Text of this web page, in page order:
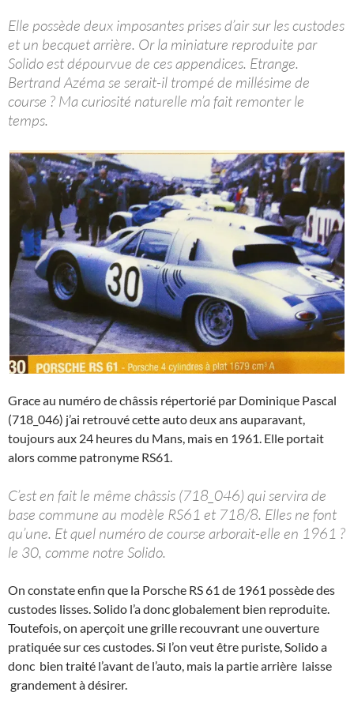
Elle possède deux imposantes prises d’air sur les custodes
et un becquet arrière. Or la miniature reproduite par
Solido est dépourvue de ces appendices. Etrange.
Bertrand Azéma se serait-il trompé de millésime de
course ? Ma curiosité naturelle m’a fait remonter le
temps.
Grace au numéro de châssis répertorié par Dominique Pascal
(718_046) j’ai retrouvé cette auto deux ans auparavant,
toujours aux 24 heures du Mans, mais en 1961. Elle portait
alors comme patronyme RS61.
C’est en fait le même châssis (718_046) qui servira de
base commune au modèle RS61 et 718/8. Elles ne font
qu’une. Et quel numéro de course arborait-elle en 1961 ?
le 30, comme notre Solido.
On constate enfin que la Porsche RS 61 de 1961 possède des
custodes lisses. Solido l’a donc globalement bien reproduite.
Toutefois, on aperçoit une grille recouvrant une ouverture
pratiquée sur ces custodes. Si l’on veut être puriste, Solido a
donc bien traité l’avant de l’auto, mais la partie arrière laisse
grandement à désirer.